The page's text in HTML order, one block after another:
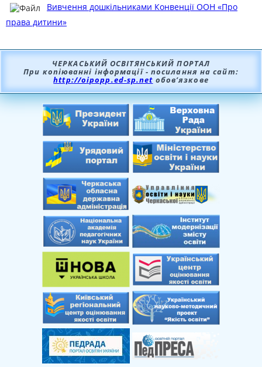
Вивчення дошкільниками Конвенції ООН «Про
права дитини»
ЧЕРКАСЬКИЙ ОСВІТЯНСЬКИЙ ПОРТАЛ
При копіюванні інформації - посилання на сайт:
http://oipopp.ed-sp.net обов’язкове